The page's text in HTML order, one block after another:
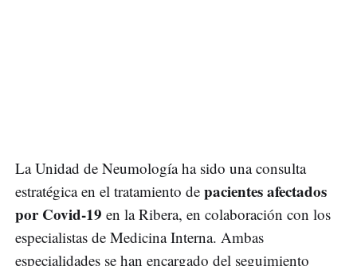
La Unidad de Neumología ha sido una consulta
estratégica en el tratamiento de pacientes afectados
por Covid-19 en la Ribera, en colaboración con los
especialistas de Medicina Interna. Ambas
especialidades se han encargado del seguimiento